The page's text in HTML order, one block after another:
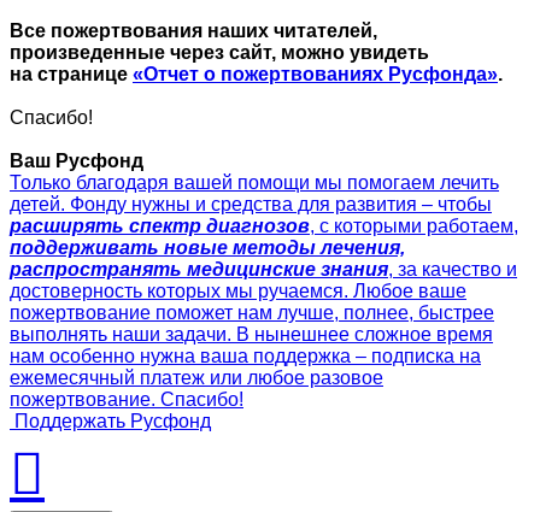
Все пожертвования наших читателей,
произведенные через сайт, можно увидеть
на странице «Отчет о пожертвованиях Русфонда».
Спасибо!
Ваш Русфонд
Только благодаря вашей помощи мы помогаем лечить
детей. Фонду нужны и средства для развития – чтобы
расширять спектр диагнозов, с которыми работаем,
поддерживать новые методы лечения,
распространять медицинские знания, за качество и
достоверность которых мы ручаемся. Любое ваше
пожертвование поможет нам лучше, полнее, быстрее
выполнять наши задачи. В нынешнее сложное время
нам особенно нужна ваша поддержка – подписка на
ежемесячный платеж или любое разовое
пожертвование. Спасибо!
Поддержать Русфонд